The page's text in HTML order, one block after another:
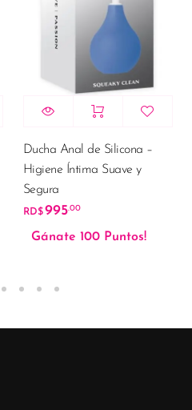
Ducha Anal de Silicona –
Higiene Íntima Suave y
Segura
RD$ 995.00
Gánate 100 Puntos!